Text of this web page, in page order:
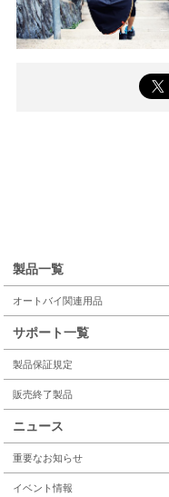
製品一覧
オートバイ関連用品
サポート一覧
製品保証規定
販売終了製品
ニュース
重要なお知らせ
イベント情報